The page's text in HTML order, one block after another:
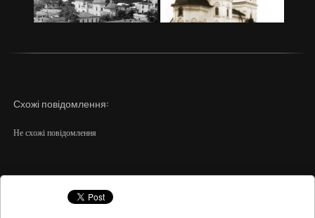
Схожі повідомлення:
Не схожі повідомлення